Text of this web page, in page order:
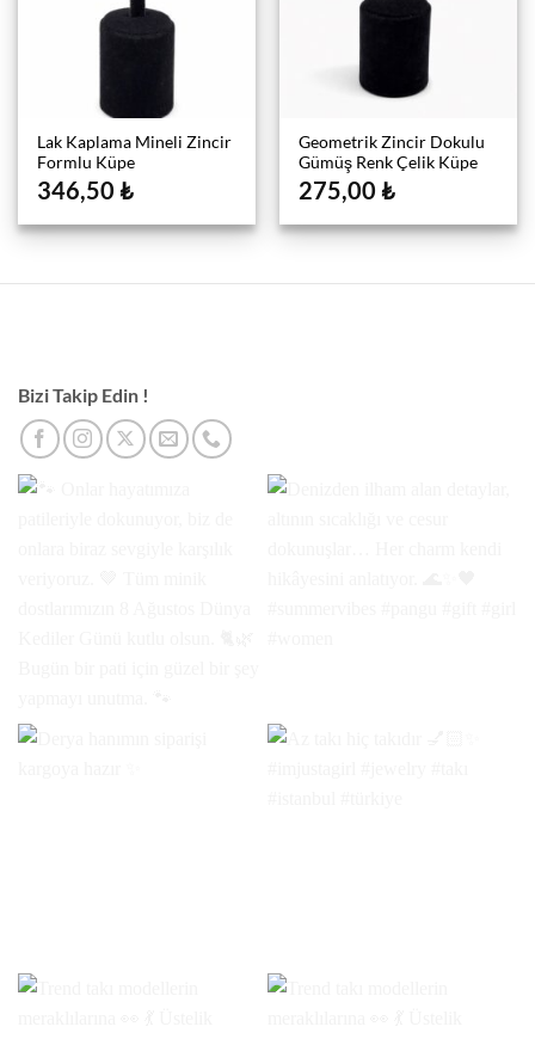
Lak Kaplama Mineli Zincir
Formlu Küpe
346,50 ₺
Geometrik Zincir Dokulu
Gümüş Renk Çelik Küpe
275,00 ₺
Bizi Takip Edin !